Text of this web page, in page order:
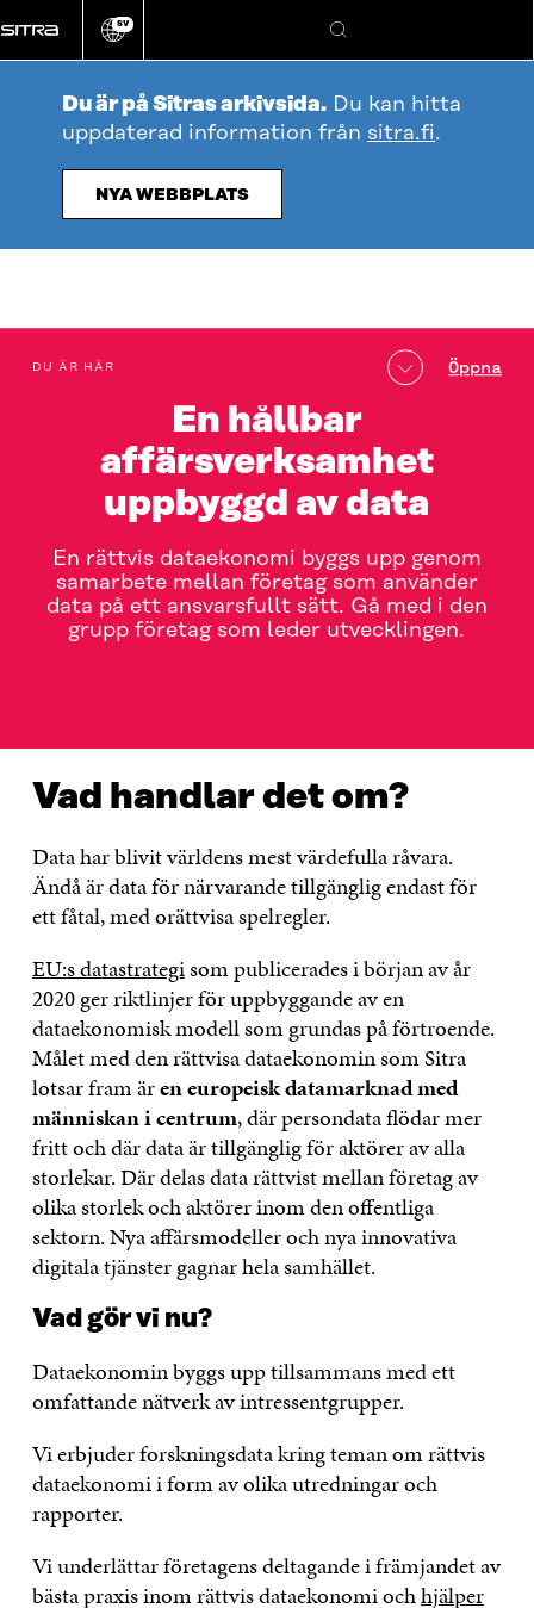
direkt
till
Ändra
språk
SV
Sök
Du är på Sitras arkivsida. Du kan hitta
uppdaterad information från sitra.fi.
NYA WEBBPLATS
En hållbar
affärsverksamhet
uppbyggd av data
En rättvis dataekonomi byggs upp genom
samarbete mellan företag som använder
data på ett ansvarsfullt sätt. Gå med i den
grupp företag som leder utvecklingen.
Innehållsförteckning
DU ÄR HÄR Öppna
Vad handlar det om?
Data har blivit världens mest värdefulla råvara.
Ändå är data för närvarande tillgänglig endast för
ett fåtal, med orättvisa spelregler.
EU:s datastrategisom publicerades i början av år
2020 ger riktlinjer för uppbyggande av en
dataekonomisk modell som grundas på förtroende.
Målet med den rättvisa dataekonomin som Sitra
lotsar fram ären europeisk datamarknad med
människan i centrum, där persondata flödar mer
fritt och där data är tillgänglig för aktörer av alla
storlekar. Där delas data rättvist mellan företag av
olika storlek och aktörer inom den offentliga
sektorn. Nya affärsmodeller och nya innovativa
digitala tjänster gagnar hela samhället.
Vad gör vi nu?
Dataekonomin byggs upp tillsammans med ett
omfattande nätverk av intressentgrupper.
Vi erbjuder forskningsdata kring teman om rättvis
dataekonomi i form av olika utredningar och
rapporter.
Vi underlättar företagens deltagande i främjandet av
bästa praxis inom rättvis dataekonomi ochhjälper